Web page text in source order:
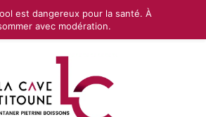
est dangereux pour la santé. À
avec modération.